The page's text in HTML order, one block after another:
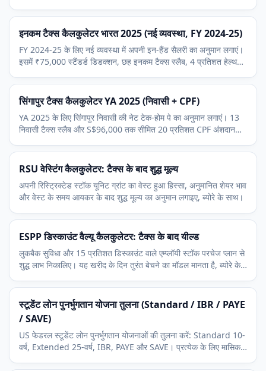
इनकम टैक्स कैलकुलेटर भारत 2025 (नई व्यवस्था, FY 2024-25)
FY 2024-25 के लिए नई व्यवस्था में अपनी इन-हैंड सैलरी का अनुमान लगाएं।
इसमें ₹75,000 स्टैंडर्ड डिडक्शन, छह इनकम टैक्स स्लैब, 4 प्रतिशत हेल्थ
सिंगापुर टैक्स कैलकुलेटर YA 2025 (निवासी + CPF)
YA 2025 के लिए सिंगापुर निवासी की नेट टेक-होम पे का अनुमान लगाएं। 13
निवासी टैक्स स्लैब और S$96,000 तक सीमित 20 प्रतिशत CPF अंशदान
RSU वेस्टिंग कैलकुलेटर: टैक्स के बाद शुद्ध मूल्य
अपनी रिस्ट्रिक्टेड स्टॉक यूनिट ग्रांट का वेस्ट हुआ हिस्सा, अनुमानित शेयर भाव
और वेस्ट के समय आयकर के बाद शुद्ध मूल्य का अनुमान लगाइए, ब्योरे के साथ।
ESPP डिस्काउंट वैल्यू कैलकुलेटर: टैक्स के बाद यील्ड
लुकबैक सुविधा और 15 प्रतिशत डिस्काउंट वाले एम्प्लॉयी स्टॉक परचेज प्लान से
शुद्ध लाभ निकालिए। यह खरीद के दिन तुरंत बेचने का मॉडल मानता है, ब्योरे के
स्टूडेंट लोन पुनर्भुगतान योजना तुलना (Standard / IBR / PAYE
/ SAVE)
US फेडरल स्टूडेंट लोन पुनर्भुगतान योजनाओं की तुलना करें: Standard 10-
वर्ष, Extended 25-वर्ष, IBR, PAYE और SAVE। प्रत्येक के लिए मासिक